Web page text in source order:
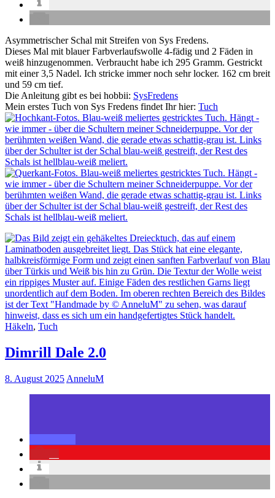
Asymmetrischer Schal mit Streifen von Sys Fredens.
Dieses Mal mit blauer Farbverlaufswolle 4-fädig und 2 Fäden in
weiß hinzugenommen. Verbraucht habe ich 295 Gramm. Gestrickt
mit einer 3,5 Nadel. Ich stricke immer noch sehr locker. 162 cm breit
und 59 cm tief.
Die Anleitung gibt es bei hobbii: SysFredens
Mein erstes Tuch von Sys Fredens findet Ihr hier: Tuch
Häkeln, Tuch
Dimrill Dale 2.0
8. August 2025 AnneluM